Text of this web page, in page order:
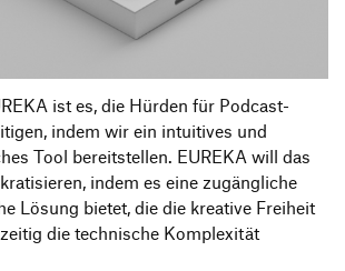
ist es, die Hürden für Podcast-
indem wir ein intuitives und
Tool bereitstellen. EUREKA will das
indem es eine zugängliche
Lösung bietet, die die kreative Freiheit
die technische Komplexität